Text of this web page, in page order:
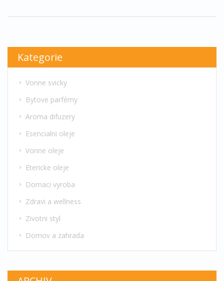
Kategorie
Vonne svicky
Bytove parfémy
Aroma difuzery
Esencialni oleje
Vonne oleje
Etericke oleje
Domaci vyroba
Zdravi a wellness
Zivotni styl
Domov a zahrada